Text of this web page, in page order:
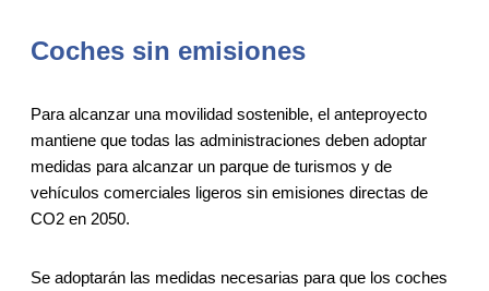
Coches sin emisiones
Para alcanzar una movilidad sostenible, el anteproyecto
mantiene que todas las administraciones deben adoptar
medidas para alcanzar un parque de turismos y de
vehículos comerciales ligeros sin emisiones directas de
CO2 en 2050.
Se adoptarán las medidas necesarias para que los coches